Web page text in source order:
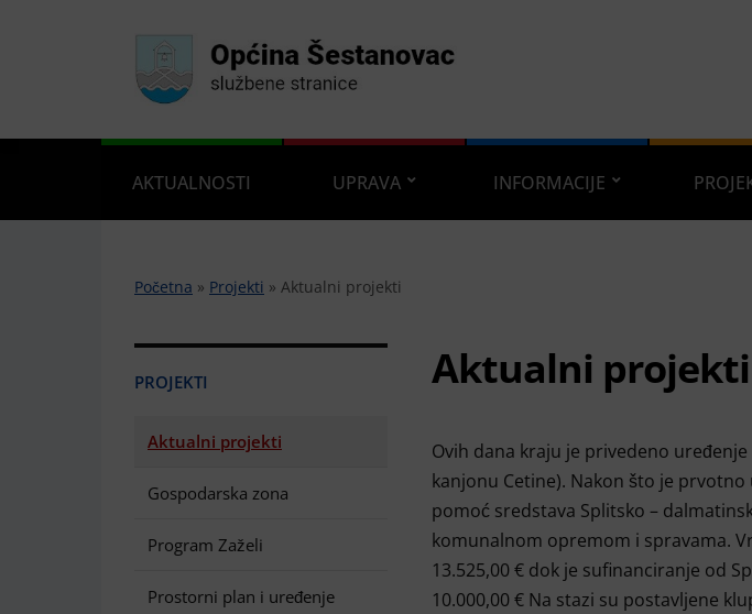
AKTUALNOSTI UPRAVA INFORMACIJE
Početna » Projekti » Aktualni projekti
PROJEKTI
Aktualni projekti
Gospodarska zona
Program Zaželi
Prostorni plan i uređenje
Aktualni projekti
Ovih dana kraju je privedeno
kanjonu Cetine). Nakon što je prvotno
pomoć sredstava Splitsko –
komunalnom opremom i spravama.
13.525,00 € dok je sufinanciranje od
10.000,00 € Na stazi su postavljene